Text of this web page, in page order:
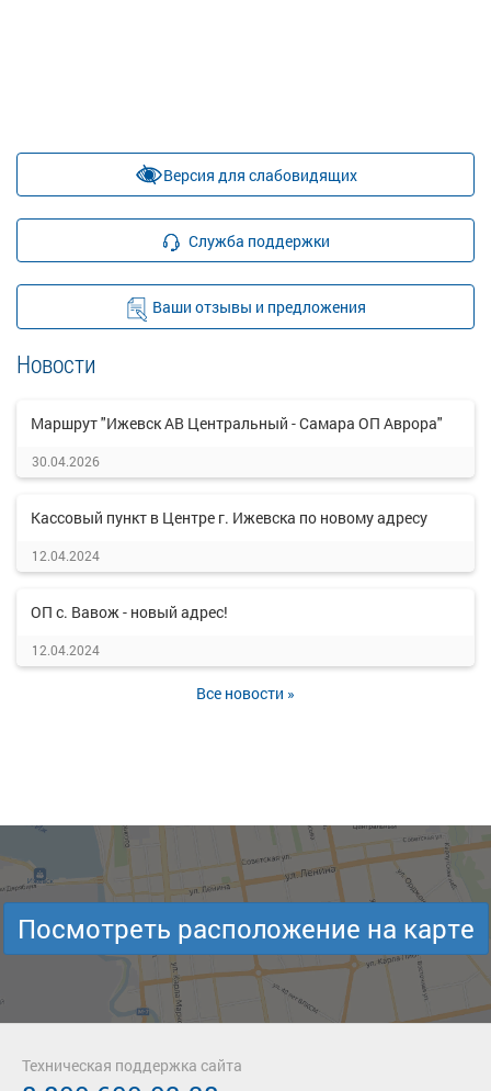
Версия для слабовидящих
Служба поддержки
Ваши отзывы и предложения
Новости
Маршрут "Ижевск АВ Центральный - Самара ОП Аврора"
30.04.2026
Кассовый пункт в Центре г. Ижевска по новому адресу
12.04.2024
ОП с. Вавож - новый адрес!
12.04.2024
Все новости »
Посмотреть расположение на карте
Техническая поддержка сайта